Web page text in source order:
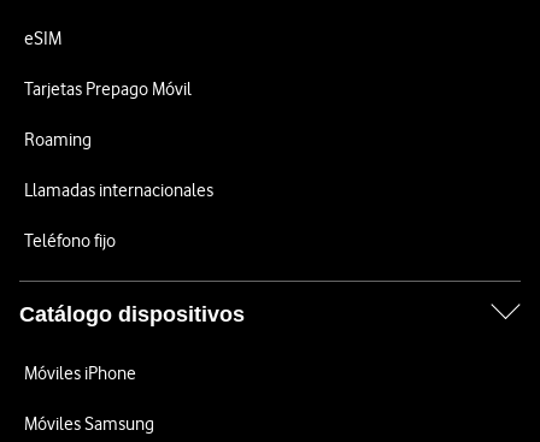
eSIM
Tarjetas Prepago Móvil
Roaming
Llamadas internacionales
Teléfono fijo
Catálogo dispositivos
Móviles iPhone
Móviles Samsung